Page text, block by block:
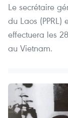
Le secrétaire
du Laos (​PPRL)
effectuera les
au Vietnam.